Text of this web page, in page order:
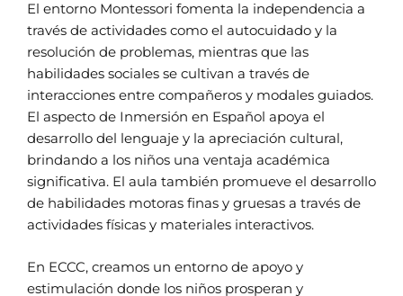
El entorno Montessori fomenta la independencia a
través de actividades como el autocuidado y la
resolución de problemas, mientras que las
habilidades sociales se cultivan a través de
interacciones entre compañeros y modales guiados.
El aspecto de Inmersión en Español apoya el
desarrollo del lenguaje y la apreciación cultural,
brindando a los niños una ventaja académica
significativa. El aula también promueve el desarrollo
de habilidades motoras finas y gruesas a través de
actividades físicas y materiales interactivos.
En ECCC, creamos un entorno de apoyo y
estimulación donde los niños prosperan y